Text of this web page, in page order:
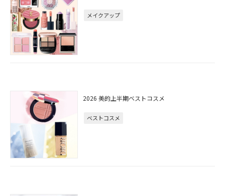
メイクアップ
2026 美的上半期ベストコスメ
ベストコスメ